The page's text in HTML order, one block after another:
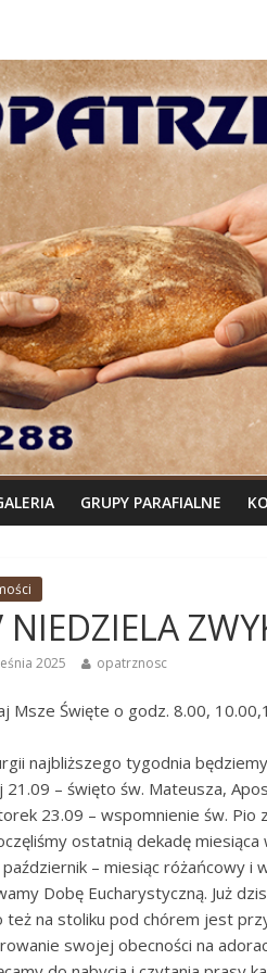
GRUPY PARAFIALNE
NIEDZIELA
2025 opatrznosc
Msze Święte o godz. 8.00,
najbliższego tygodnia
21.09 – święto św. Mateusza,
23.09 – wspomnienie św. Pio
ostatnią dekadę
– miesiąc różańcowy i
Dobę Eucharystyczną. Już
też na stoliku pod chórem jest
swojej obecności na